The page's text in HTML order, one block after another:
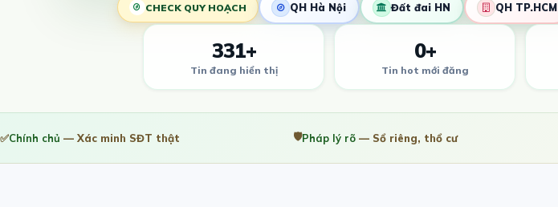
CHECK QUY HOẠCH QH Hà Nội Đất đai HN QH TP.HCM
331+
Tin đang hiển thị
0+
Tin hot mới đăng
✅Chính chủ — Xác minh SĐT thật 🛡️Pháp lý rõ — Sổ riêng, thổ cư